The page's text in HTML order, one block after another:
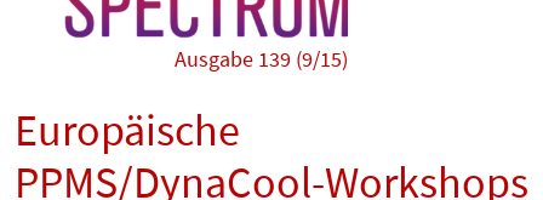
Ausgabe 139 (9/15)
Europäische
PPMS/DynaCool-Workshops